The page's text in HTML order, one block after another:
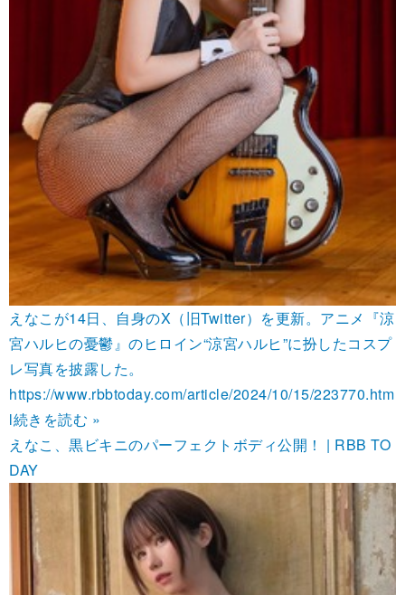
えなこが14日、自身のX（旧Twitter）を更新。アニメ『涼
宮ハルヒの憂鬱』のヒロイン“涼宮ハルヒ”に扮したコスプ
レ写真を披露した。
https://www.rbbtoday.com/article/2024/10/15/223770.htm
l続きを読む »
えなこ、黒ビキニのパーフェクトボディ公開！ | RBB TO
DAY